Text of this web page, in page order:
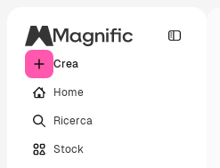
Crea
Home
Ricerca
Stock